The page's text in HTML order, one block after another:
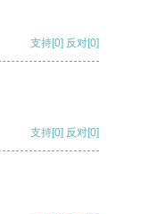
支持[0] 反对[0]
支持[0] 反对[0]